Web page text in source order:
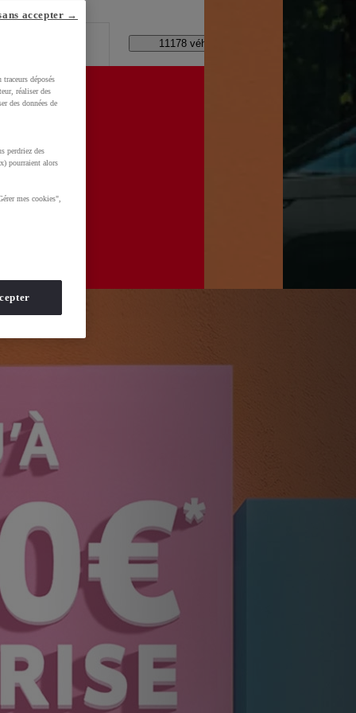
?
11178 véhicules disponibles
déposés
réaliser des
des données de
perdriez des
pourraient alors
mes cookies",
accepter →